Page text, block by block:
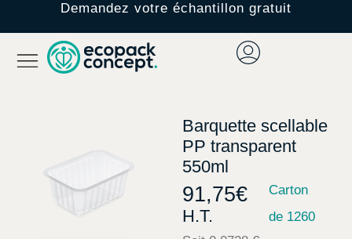
Demandez votre échantillon gratuit
Barquette scellable
PP transparent
550ml
91,75€
H.T.
Carton
de 1260